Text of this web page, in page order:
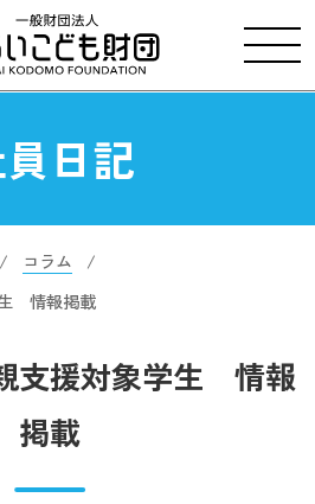
日記
コラム
情報掲載
支援対象学生 情報
掲載